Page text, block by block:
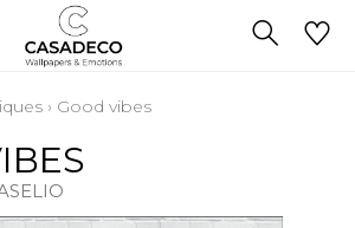
› Good vibes